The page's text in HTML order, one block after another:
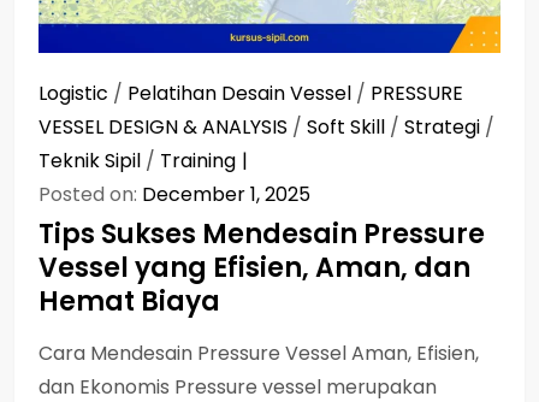
Logistic / Pelatihan Desain Vessel / PRESSURE
VESSEL DESIGN & ANALYSIS / Soft Skill / Strategi /
Teknik Sipil / Training
Posted on: December 1, 2025
Tips Sukses Mendesain Pressure
Vessel yang Efisien, Aman, dan
Hemat Biaya
Cara Mendesain Pressure Vessel Aman, Efisien,
dan Ekonomis Pressure vessel merupakan